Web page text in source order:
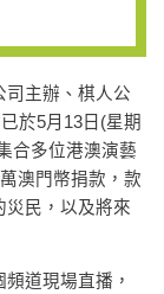
司主辦、棋人公
於5月13日(星期
合多位港澳演藝
澳門幣捐款，款
災民，以及將來
道現場直播，